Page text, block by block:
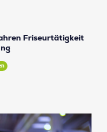
Friseurtätigkeit